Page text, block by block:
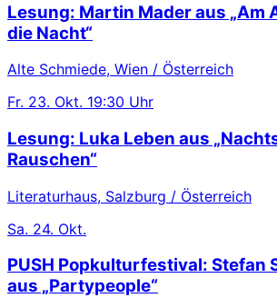
Lesung: Martin Mader aus „Am
die Nacht“
Alte Schmiede, Wien / Österreich
Fr. 23. Okt. 19:30 Uhr
Lesung: Luka Leben aus
Rauschen“
Literaturhaus, Salzburg / Österreich
Sa. 24. Okt.
PUSH Popkulturfestival: Stefan
aus „Partypeople“